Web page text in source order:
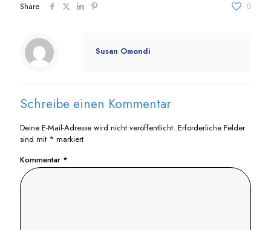
Share 0
Susan Omondi
Schreibe einen Kommentar
Deine E-Mail-Adresse wird nicht veröffentlicht. Erforderliche Felder
sind mit * markiert
Kommentar *